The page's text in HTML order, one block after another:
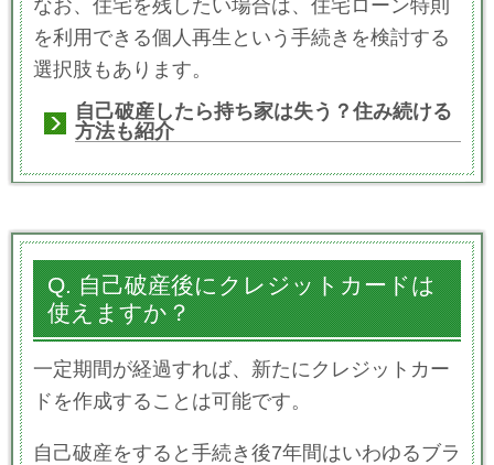
を利用できる個人再生という手続きを検討する
選択肢もあります。
自己破産したら持ち家は失う？住み続ける
方法も紹介
Q. 自己破産後にクレジットカードは
使えますか？
一定期間が経過すれば、新たにクレジットカー
ドを作成することは可能です。
自己破産をすると手続き後7年間はいわゆるブラ